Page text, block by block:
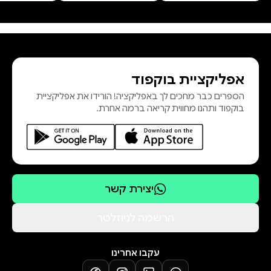
שהיה נוכח בהם, ומגובה בראיונות עם
עשרות מהאישים שהיו מעורבים בשתי
הפרשות, אייזנשטאט מציג מבט
מרתק, מבפנים, על האירועים הכבי
אפליקציית בוקפוד
הספרים כבר מחכים לך באפליקציה! הורידו את אפליקציית
בוקפוד ותהנו מחווית קריאה ברמה אחרת.
יצירת קשר
עקבו אחרינו